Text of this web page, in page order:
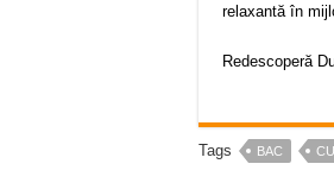
relaxantă în
Redescoperă
Tags BAC